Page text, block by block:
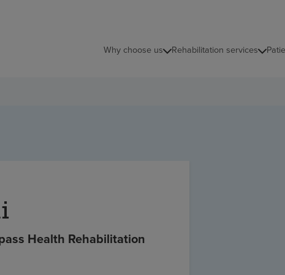
Why choose us Rehabilitation services
Health Rehabilitation